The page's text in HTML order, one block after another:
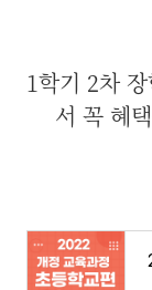
1학기 2차
서 꼭 혜